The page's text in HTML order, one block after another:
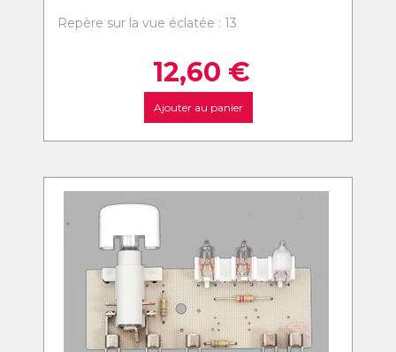
Repère sur la vue éclatée : 13
12,60 €
Ajouter au panier